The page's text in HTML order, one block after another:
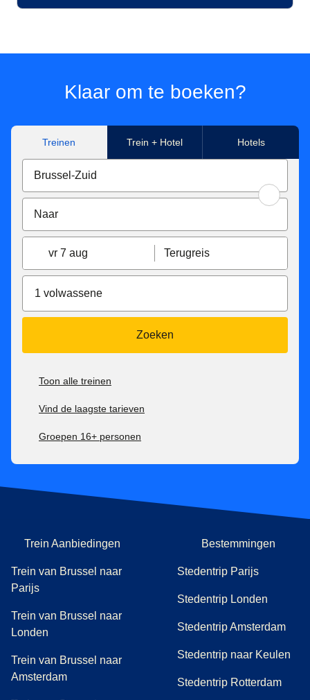
Klaar om te boeken?
Treinen Trein + Hotel Hotels
vr 7 aug Terugreis
1 volwassene
Zoeken
Toon alle treinen
Vind de laagste tarieven
Groepen 16+ personen
Trein Aanbiedingen
Trein van Brussel naar
Parijs
Trein van Brussel naar
Londen
Trein van Brussel naar
Amsterdam
Bestemmingen
Stedentrip Parijs
Stedentrip Londen
Stedentrip Amsterdam
Stedentrip naar Keulen
Stedentrip Rotterdam